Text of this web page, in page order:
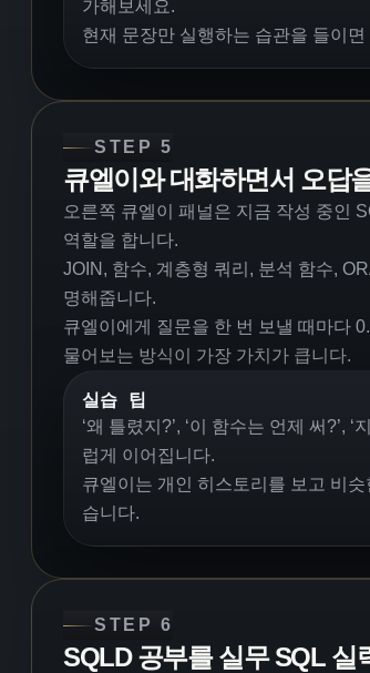
가해보세요.
현재 문장만 실행하는 습관을 들이
STEP 5
큐엘이와 대화하면서 오답
오른쪽 큐엘이 패널은 지금 작성 중인
역할을 합니다.
JOIN, 함수, 계층형 쿼리, 분석 함수,
명해줍니다.
큐엘이에게 질문을 한 번 보낼 때마다
물어보는 방식이 가장 가치가 큽니다.
실습 팁
‘왜 틀렸지?’, ‘이 함수는 언제 써?’,
럽게 이어집니다.
큐엘이는 개인 히스토리를 보고 비
습니다.
STEP 6
SQLD 공부를 실무 SQL 실